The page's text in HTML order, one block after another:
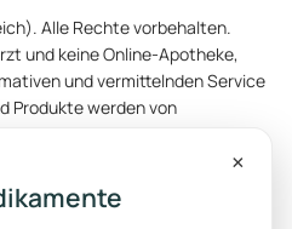
Alle Rechte vorbehalten.
und keine Online-Apotheke,
und vermittelnden Service
Produkte werden von
angeboten. Einige Fotos
mithilfe von KI
Die Originaltexte dieser
oder Englisch verfasst. Ein
×